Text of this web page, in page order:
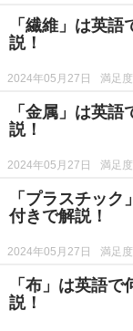
「繊維」は英
説！
2024年05月27日 満足度
「金属」は英
説！
2024年05月27日 満足度
「プラスチッ
付きで解説！
2024年05月27日 満足度
「布」は英語
説！